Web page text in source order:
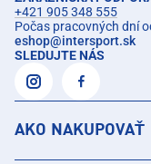
+421 905 348 555
Počas pracovných dní
eshop@intersport.sk
SLEDUJTE NÁS
AKO NAKUPOVAŤ